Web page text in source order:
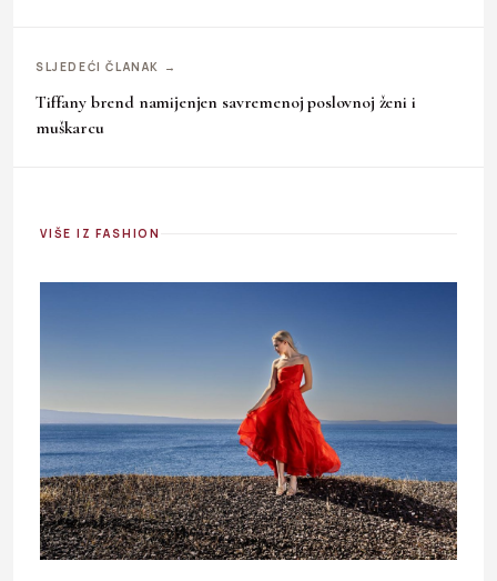
SLJEDEĆI ČLANAK →
Tiffany brend namijenjen savremenoj poslovnoj ženi i
muškarcu
VIŠE IZ FASHION